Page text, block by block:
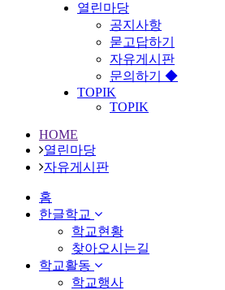
열린마당
공지사항
묻고답하기
자유게시판
문의하기 ◆
TOPIK
TOPIK
HOME
열린마당
자유게시판
홈
한글학교
학교현황
찾아오시는길
학교활동
학교행사